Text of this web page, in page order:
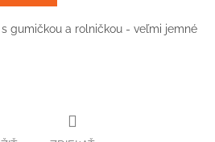
gumičkou a rolničkou - veľmi jemné